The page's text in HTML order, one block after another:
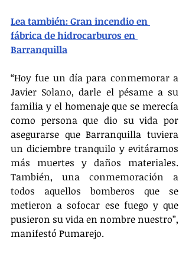
Lea también: Gran incendio en
fábrica de hidrocarburos en
Barranquilla
“Hoy fue un día para conmemorar a
Javier Solano, darle el pésame a su
familia y el homenaje que se merecía
como persona que dio su vida por
asegurarse que Barranquilla tuviera
un diciembre tranquilo y evitáramos
más muertes y daños materiales.
También, una conmemoración a
todos aquellos bomberos que se
metieron a sofocar ese fuego y que
pusieron su vida en nombre nuestro”,
manifestó Pumarejo.